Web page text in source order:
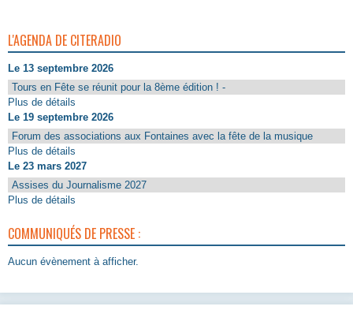
L'AGENDA DE CITERADIO
Le 13 septembre 2026
Tours en Fête se réunit pour la 8ème édition ! -
Plus de détails
Le 19 septembre 2026
Forum des associations aux Fontaines avec la fête de la musique
Plus de détails
Le 23 mars 2027
Assises du Journalisme 2027
Plus de détails
COMMUNIQUÉS DE PRESSE :
Aucun évènement à afficher.